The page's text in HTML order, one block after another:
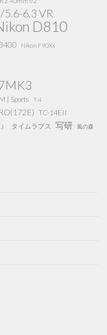
6.3 VR
D810
Nikon F90Xs
| Sports T-4
TC-14EII
タイムラプス 写研 風の森